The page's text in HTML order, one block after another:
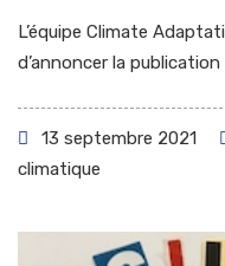
L’équipe Climate
d’annoncer la publication
13 septembre 2021
climatique